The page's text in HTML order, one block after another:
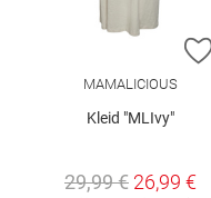
MAMALICIOUS
Kleid "MLIvy"
29,99 € 26,99 €